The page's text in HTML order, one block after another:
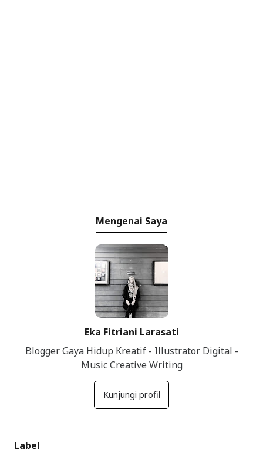
Mengenai Saya
Eka Fitriani Larasati
Blogger Gaya Hidup Kreatif - Illustrator Digital -
Music Creative Writing
Kunjungi profil
Label